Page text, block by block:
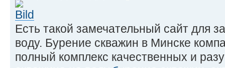
Есть такой замечательный сайт для
воду. Бурение скважин в Минске
полный комплекс качественных и